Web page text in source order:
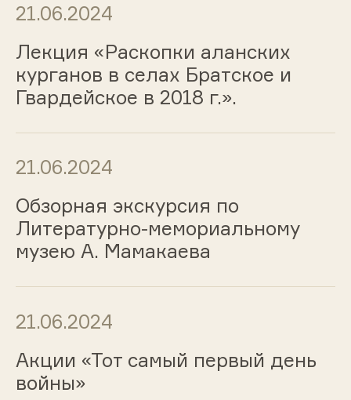
21.06.2024
Лекция «Раскопки аланских
курганов в селах Братское и
Гвардейское в 2018 г.».
21.06.2024
Обзорная экскурсия по
Литературно-мемориальному
музею А. Мамакаева
21.06.2024
Акции «Тот самый первый день
войны»